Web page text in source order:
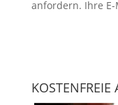
anfordern. Ihre
KOSTENFREIE